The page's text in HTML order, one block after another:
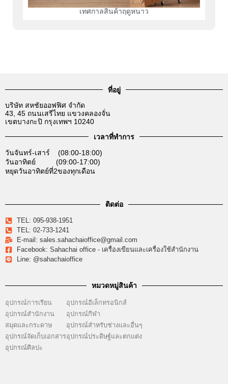
เทศกาลสินค้าฤดูหนาว
ที่อยู่
บริษัท สหชัยออฟฟิศ จำกัด
43, 45 ถนนเสรีไทย แขวงคลองจั่น
เขตบางกะปิ กรุงเทพฯ 10240
เวลาที่ทำการ
วันจันทร์-เสาร์ (08:00-18:00)
วันอาทิตย์ (09:00-17:00)
หยุดวันอาทิตย์ที่2ของทุกเดือน
ติดต่อ
TEL: 095-938-1951
TEL: 02-733-1241
E-mail: sales.sahachaioffice@gmail.com
Facebook: Sahachai office - เครื่องเขียนและเครื่องใช้สำนักงาน
Line: @sahachaioffice
หมวดหมู่สินค้า
อุปกรณ์การเรียน
อุปกรณ์สำนักงาน
สมุดและกระดาษ
อุปกรณ์จัดเก็บเอกสาร
อุปกรณ์ศิลปะ
อุปกรณ์อีเล็กทรอนิกส์
อุปกรณ์กีฬา
อุปกรณ์สำหรับช่างและอื่นๆ
อุปกรณ์ประดิษฐ์และตกแต่ง